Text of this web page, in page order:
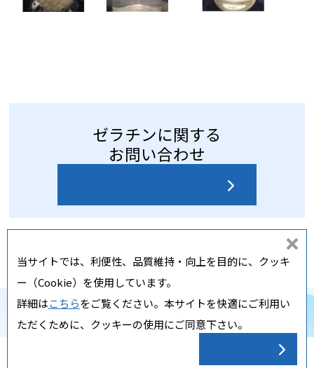
ゼラチンに関する
お問い合わせ
当サイトでは、利便性、品質維持・向上を目的に、クッキ
ー（Cookie）を使用しています。
詳細はこちらをご覧ください。本サイトを快適にご利用い
ただくために、クッキーの使用にご同意下さい。
意
な
い
Copyright ⓒ Nippi, Inc. All rights reserved.